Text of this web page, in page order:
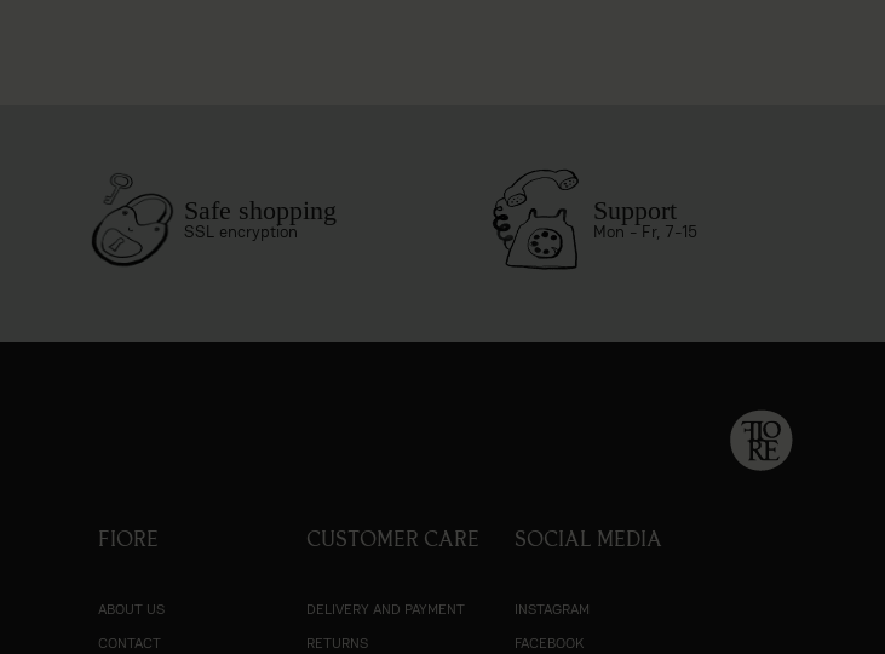
Safe shopping
SSL encryption
Support
Mon - Fr, 7-15
FIORE
ABOUT US
CONTACT
CUSTOMER CARE
DELIVERY AND PAYMENT
RETURNS
SOCIAL MEDIA
INSTAGRAM
FACEBOOK